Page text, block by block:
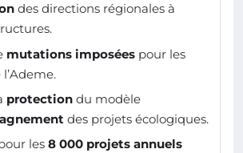
des directions régionales à
mutations imposées pour les
protection du modèle
des projets écologiques.
les 8 000 projets annuels